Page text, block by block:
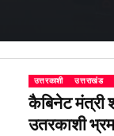
उत्तरकाशी उत्तराखंड
कैबिनेट मंत्री
उतरकाशी